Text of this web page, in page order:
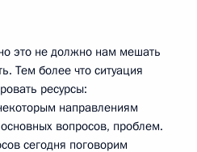
это не должно нам мешать
Тем более что ситуация
ресурсы:
направлениям
вопросов, проблем.
сегодня поговорим